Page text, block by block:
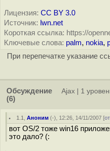
Лицензия: CC BY 3.0
Источник: lwn.net
Короткая ссылка: https://
Ключевые слова: palm, nokia,
При перепечатке указание
Обсуждение
(6)
Ajax 1
1.1 ,Аноним (-), 12:26, 14/11/2007 [
вот OS/2 тоже win16
это дало? (: